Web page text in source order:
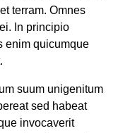
terram. Omnes
In principio
enim quicumque
suum unigenitum
sed habeat
invocaverit